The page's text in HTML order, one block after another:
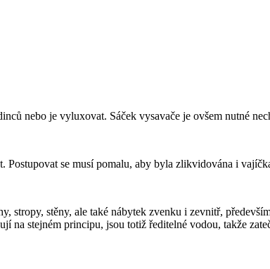
nebo je vyluxovat. Sáček vysavače je ovšem nutné
Postupovat se musí pomalu, aby byla zlikvidována i
stropy, stěny, ale také nábytek zvenku i zevnitř,
stejném principu, jsou totiž ředitelné vodou, takže